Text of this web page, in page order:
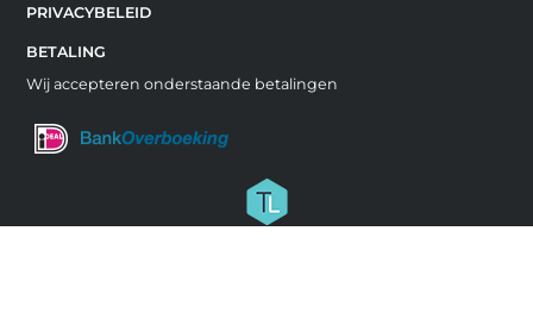
PRIVACYBELEID
BETALING
Wij accepteren onderstaande betalingen